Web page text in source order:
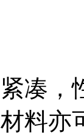
凑，
料亦